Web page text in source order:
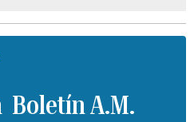
Boletín A.M.